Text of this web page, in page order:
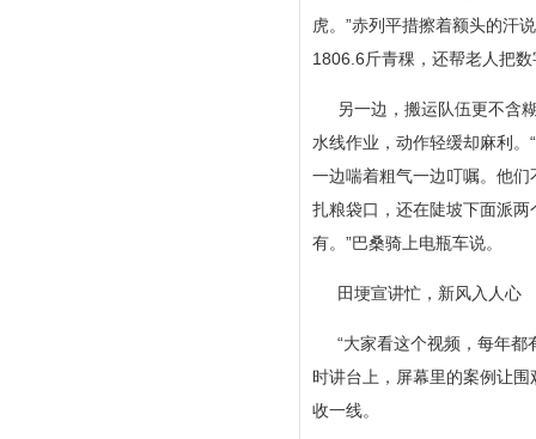
虎。”赤列平措擦着额头的汗
1806.6斤青稞，还帮老人把
另一边，搬运队伍更不含
水线作业，动作轻缓却麻利
一边喘着粗气一边叮嘱。他
扎粮袋口，还在陡坡下面派
有。”巴桑骑上电瓶车说。
田埂宣讲忙，新风入人心
“大家看这个视频，每年
时讲台上，屏幕里的案例让
收一线。